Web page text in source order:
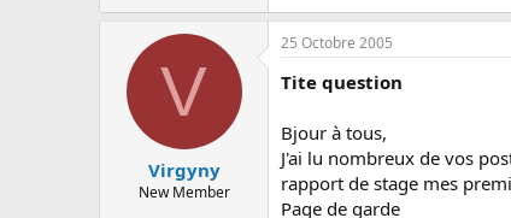
V
Virgyny
New Member
25 Octobre 2005
Tite question
Bjour à tous,
J'ai lu nombreux de vos
rapport de stage mes
Page de garde